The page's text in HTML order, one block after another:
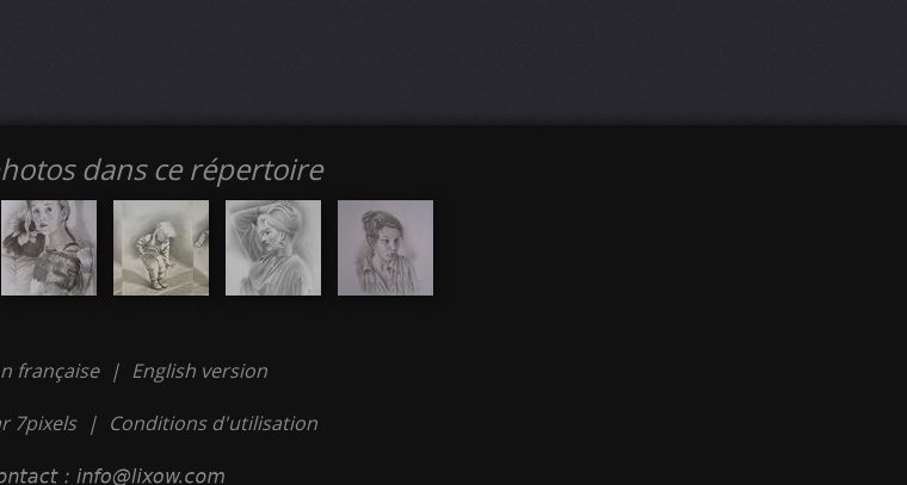
dans ce répertoire
française | English version
7pixels | Conditions d'utilisation